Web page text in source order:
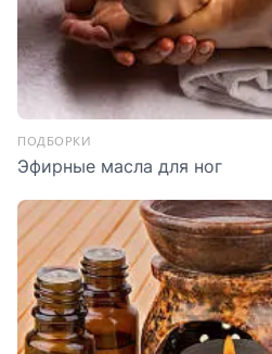
ПОДБОРКИ
Эфирные масла для ног